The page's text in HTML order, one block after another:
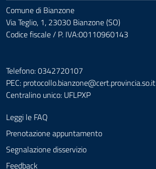
Comune di Bianzone
Via Teglio, 1, 23030 Bianzone (SO)
Codice fiscale / P. IVA:00110960143
Telefono: 0342720107
PEC: protocollo.bianzone@cert.provincia.so.it
Centralino unico: UFLPXP
Leggi le FAQ
Prenotazione appuntamento
Segnalazione disservizio
Feedback